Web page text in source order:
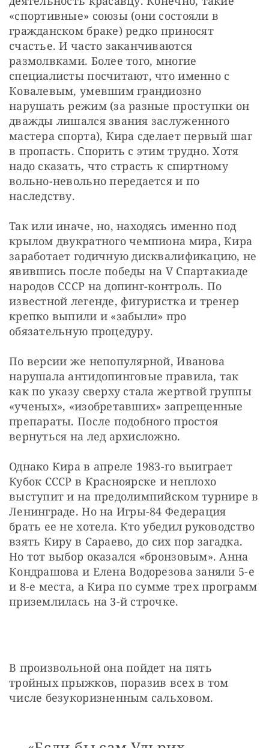
«спортивные» союзы (они состояли в
гражданском браке) редко приносят
счастье. И часто заканчиваются
размолвками. Более того, многие
специалисты посчитают, что именно с
Ковалевым, умевшим грандиозно
нарушать режим (за разные проступки он
дважды лишался звания заслуженного
мастера спорта), Кира сделает первый шаг
в пропасть. Спорить с этим трудно. Хотя
надо сказать, что страсть к спиртному
вольно-невольно передается и по
наследству.
Так или иначе, но, находясь именно под
крылом двукратного чемпиона мира, Кира
заработает годичную дисквалификацию, не
явившись после победы на V Спартакиаде
народов СССР на допинг-контроль. По
известной легенде, фигуристка и тренер
крепко выпили и «забыли» про
обязательную процедуру.
По версии же непопулярной, Иванова
нарушала антидопинговые правила, так
как по указу сверху стала жертвой группы
«ученых», «изобретавших» запрещенные
препараты. После подобного простоя
вернуться на лед архисложно.
Однако Кира в апреле 1983-го выиграет
Кубок СССР в Красноярске и неплохо
выступит и на предолимпийском турнире в
Ленинграде. Но на Игры-84 Федерация
брать ее не хотела. Кто убедил руководство
взять Киру в Сараево, до сих пор загадка.
Но тот выбор оказался «бронзовым». Анна
Кондрашова и Елена Водорезова заняли 5-е
и 8-е места, а Кира по сумме трех программ
приземлилась на 3-й строчке.
В произвольной она пойдет на пять
тройных прыжков, поразив всех в том
числе безукоризненным сальховом.